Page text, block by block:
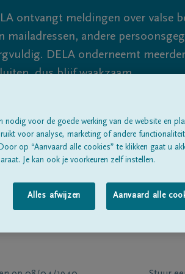
ontvangt meldingen over valse
andere
DELA onderneemt
dus blijf waakzaam.
Alle rouwberichtenOver ons
nodig voor de goede werking van de website en
voor analyse, marketing of andere
op “Aanvaard alle cookies” te klikken gaat u
Je kan ook je voorkeuren zelf instellen.
Alles afwijzen Aanvaard alle